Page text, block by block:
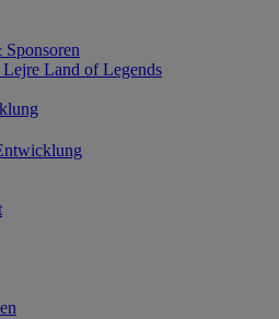
Land of Legends